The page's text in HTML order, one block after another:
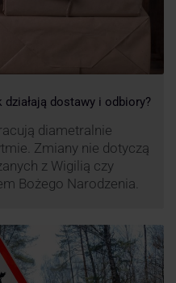
dostawy i odbiory?
diametralnie
Zmiany nie dotyczą
z Wigilią czy
Bożego Narodzenia.